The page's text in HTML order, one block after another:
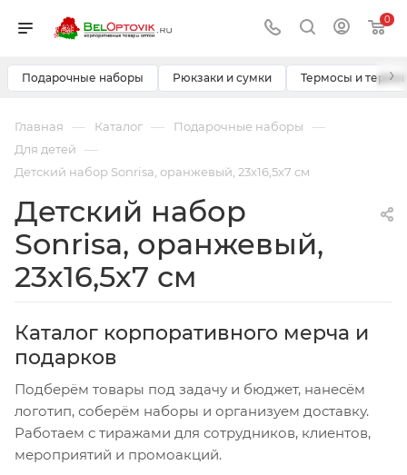
0
Подарочные наборы Рюкзаки и сумки Термосы и ›
Главная — Каталог — Подарочные наборы —
Для детей —
Детский набор Sonrisa, оранжевый, 23x16,5x7 см
Детский набор
Sonrisa, оранжевый,
23x16,5x7 см
Каталог корпоративного мерча и
подарков
Подберём товары под задачу и бюджет, нанесём
логотип, соберём наборы и организуем доставку.
Работаем с тиражами для сотрудников, клиентов,
мероприятий и промоакций.